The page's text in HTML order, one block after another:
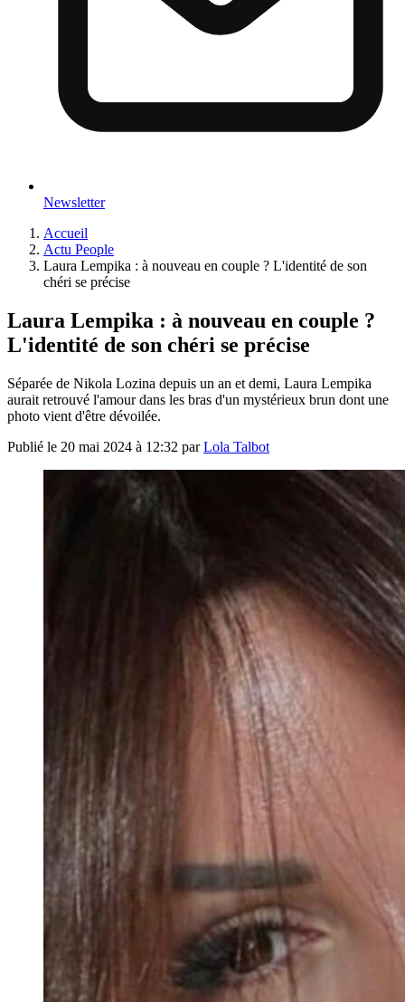
Newsletter
Accueil
Actu People
Laura Lempika : à nouveau en couple ? L'identité de son
chéri se précise
Laura Lempika : à nouveau en couple ?
L'identité de son chéri se précise
Séparée de Nikola Lozina depuis un an et demi, Laura Lempika
aurait retrouvé l'amour dans les bras d'un mystérieux brun dont une
photo vient d'être dévoilée.
Publié le 20 mai 2024 à 12:32 parLola Talbot